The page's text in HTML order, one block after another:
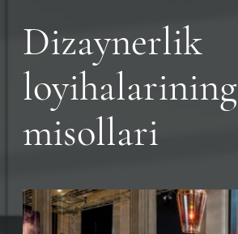
Dizaynerlik
loyihalarining
misollari